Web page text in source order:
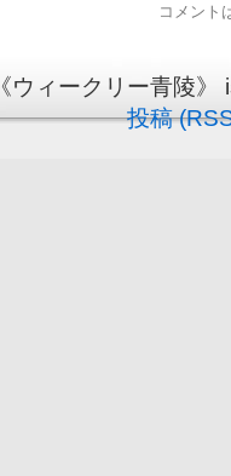
コメント
《ウィークリー青陵
投稿